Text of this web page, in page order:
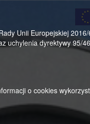
Unii Europejskiej
dyrektywy
o cookies